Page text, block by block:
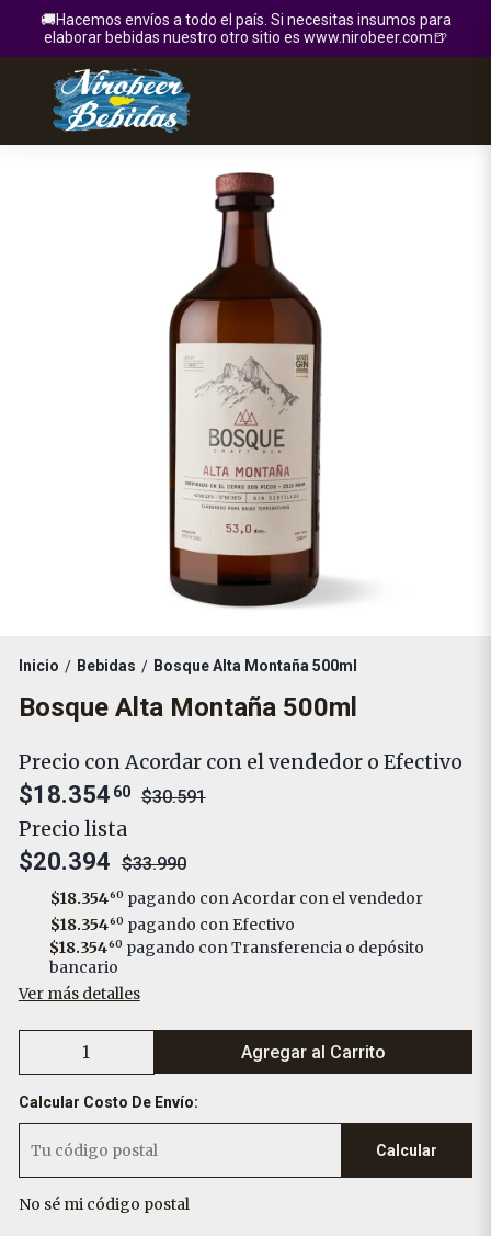
🚚Hacemos envíos a todo el país. Si necesitas insumos para
elaborar bebidas nuestro otro sitio es www.nirobeer.com🍺
Inicio / Bebidas / Bosque Alta Montaña 500ml
Bosque Alta Montaña 500ml
Precio con Acordar con el vendedor o Efectivo
$18.354 60 $30.591
Precio lista
$20.394 $33.990
$18.35460 pagando con Acordar con el vendedor
$18.35460 pagando con Efectivo
$18.35460 pagando con Transferencia o depósito
bancario
Ver más detalles
Agregar al Carrito
Calcular Costo De Envío:
Calcular
No sé mi código postal